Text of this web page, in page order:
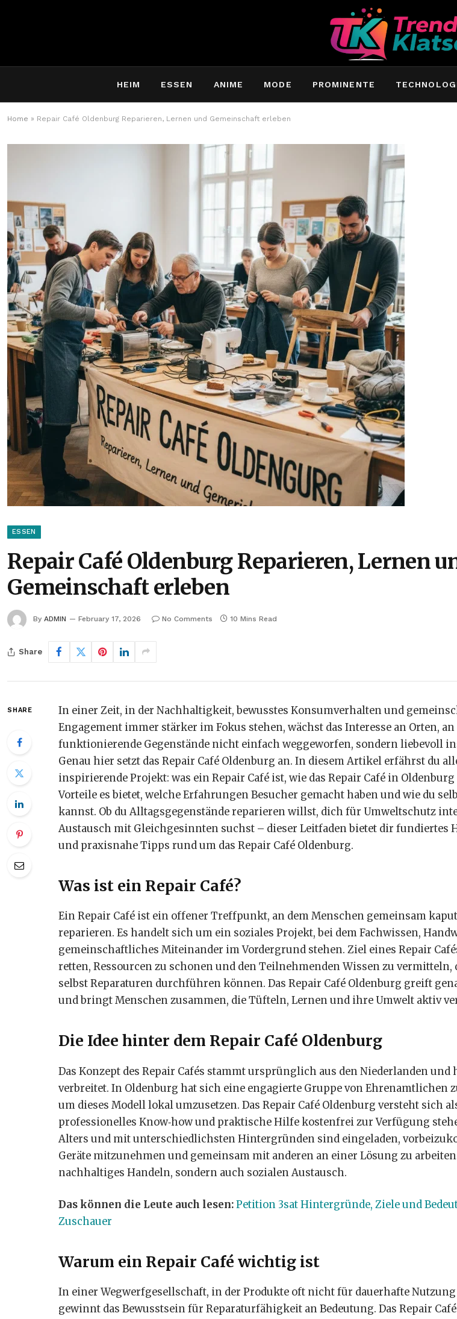
HEIM ESSEN ANIME MODE PROMINENTE
Home » Repair Café Oldenburg Reparieren, Lernen und Gemeinschaft erleben
ESSEN
Repair Café Oldenburg Reparieren, Lernen
Gemeinschaft erleben
By ADMIN February 17, 2026 No Comments 10 Mins Read
Share
SHARE
In einer Zeit, in der Nachhaltigkeit, bewusstes Konsumverhalten und
Engagement immer stärker im Fokus stehen, wächst das Interesse an Orten,
funktionierende Gegenstände nicht einfach weggeworfen, sondern liebevoll
Genau hier setzt das Repair Café Oldenburg an. In diesem Artikel erfährst du
inspirierende Projekt: was ein Repair Café ist, wie das Repair Café in
Vorteile es bietet, welche Erfahrungen Besucher gemacht haben und wie du
kannst. Ob du Alltagsgegenstände reparieren willst, dich für Umweltschutz
Austausch mit Gleichgesinnten suchst – dieser Leitfaden bietet dir fundiertes
und praxisnahe Tipps rund um das Repair Café Oldenburg.
Was ist ein Repair Café?
Ein Repair Café ist ein offener Treffpunkt, an dem Menschen gemeinsam
reparieren. Es handelt sich um ein soziales Projekt, bei dem Fachwissen,
gemeinschaftliches Miteinander im Vordergrund stehen. Ziel eines Repair
retten, Ressourcen zu schonen und den Teilnehmenden Wissen zu
selbst Reparaturen durchführen können. Das Repair Café Oldenburg greift
und bringt Menschen zusammen, die Tüfteln, Lernen und ihre Umwelt aktiv
Die Idee hinter dem Repair Café Oldenburg
Das Konzept des Repair Cafés stammt ursprünglich aus den Niederlanden und
verbreitet. In Oldenburg hat sich eine engagierte Gruppe von Ehrenamtlichen
um dieses Modell lokal umzusetzen. Das Repair Café Oldenburg versteht sich
professionelles Know‑how und praktische Hilfe kostenfrei zur Verfügung
Alters und mit unterschiedlichsten Hintergründen sind eingeladen,
Geräte mitzunehmen und gemeinsam mit anderen an einer Lösung zu
nachhaltiges Handeln, sondern auch sozialen Austausch.
Das können die Leute auch lesen:Petition 3sat Hintergründe, Ziele und
Zuschauer
Warum ein Repair Café wichtig ist
In einer Wegwerfgesellschaft, in der Produkte oft nicht für dauerhafte
gewinnt das Bewusstsein für Reparaturfähigkeit an Bedeutung. Das Repair